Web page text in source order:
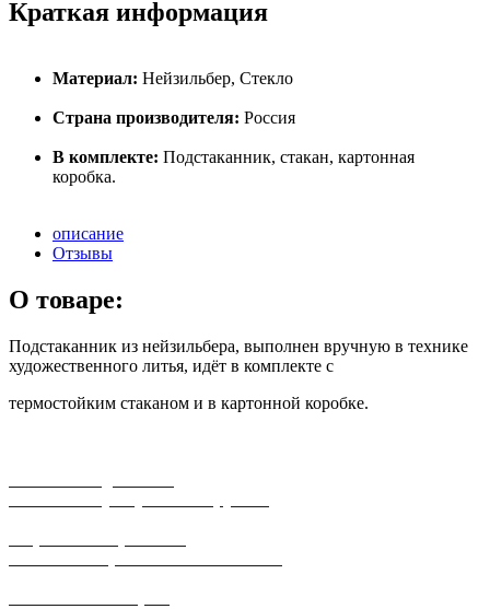
Краткая информация
Материал: Нейзильбер, Стекло
Страна производителя: Россия
В комплекте: Подстаканник, стакан, картонная
коробка.
описание
Отзывы
О товаре:
Подстаканник из нейзильбера, выполнен вручную в технике
художественного литья, идёт в комплекте с
термостойким стаканом и в картонной коробке.